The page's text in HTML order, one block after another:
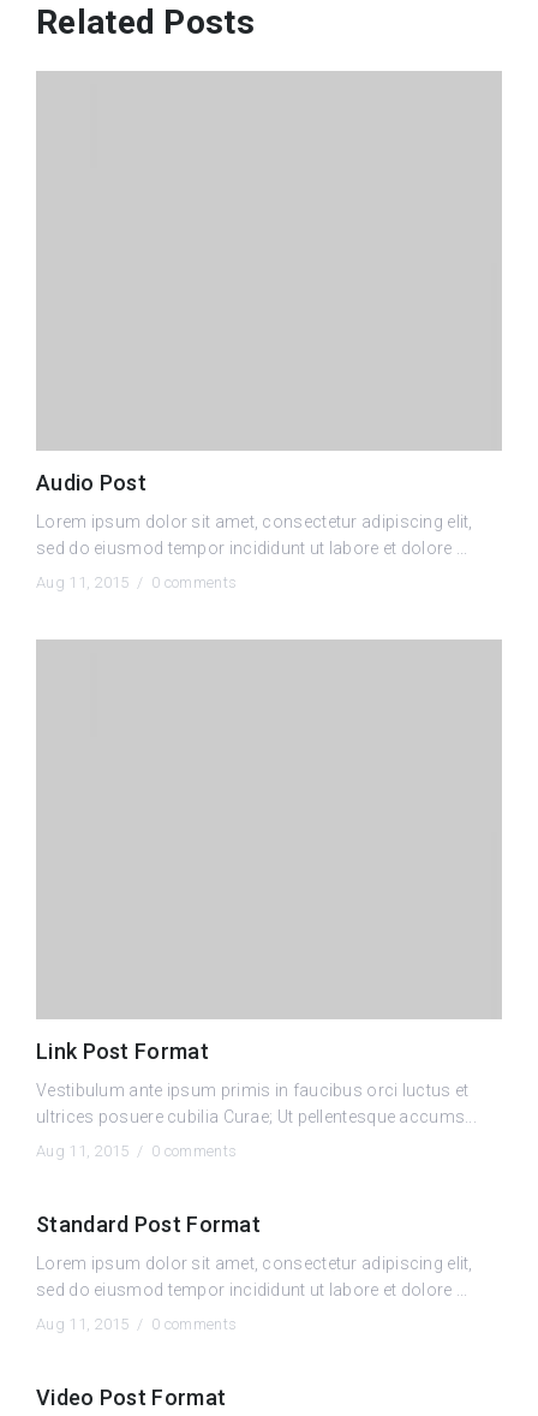
Related Posts
Audio Post
Lorem ipsum dolor sit amet, consectetur adipiscing elit,
sed do eiusmod tempor incididunt ut labore et dolore ...
Aug 11, 2015 / 0 comments
Link Post Format
Vestibulum ante ipsum primis in faucibus orci luctus et
ultrices posuere cubilia Curae; Ut pellentesque accums...
Aug 11, 2015 / 0 comments
Standard Post Format
Lorem ipsum dolor sit amet, consectetur adipiscing elit,
sed do eiusmod tempor incididunt ut labore et dolore ...
Aug 11, 2015 / 0 comments
Video Post Format